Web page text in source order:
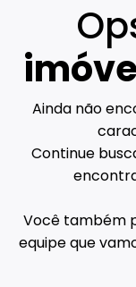
Ainda não
Continue
Você também
equipe que